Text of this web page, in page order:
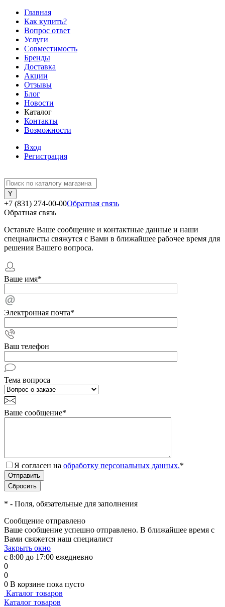
Главная
Как купить?
Вопрос ответ
Услуги
Совместимость
Бренды
Доставка
Акции
Отзывы
Блог
Новости
Каталог
Контакты
Возможности
Вход
Регистрация
+7 (831) 274-00-00Обратная связь
Обратная связь
Оставьте Ваше сообщение и контактные данные и наши
специалисты свяжутся с Вами в ближайшее рабочее время для
решения Вашего вопроса.
Ваше имя*
Электронная почта*
Ваш телефон
Тема вопроса
Ваше сообщение*
Я согласен на обработку персональных данных.*
* - Поля, обязательные для заполнения
Сообщение отправлено
Ваше сообщение успешно отправлено. В ближайшее время с
Вами свяжется наш специалист
Закрыть окно
с 8:00 до 17:00 ежедневно
0
0
0 В корзине пока пусто
Каталог товаров
Каталог товаров